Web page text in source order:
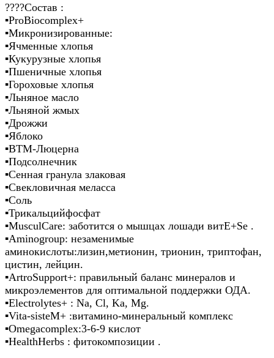
????Состав :
▪️ProBiocomplex+
▪️Микронизированные:
▪️Ячменные хлопья
▪️Кукурузные хлопья
▪️Пшеничные хлопья
▪️Гороховые хлопья
▪️Льняное масло
▪️Льняной жмых
▪️Дрожжи
▪️Яблоко
▪️ВТМ-Люцерна
▪️Подсолнечник
▪️Сенная гранула злаковая
▪️Свекловичная меласса
▪️Соль
▪️Трикальцийфосфат
▪️MusculCare: заботится о мышцах лошади витЕ+Se .
▪️Aminogroup: незаменимые
аминокислоты:лизин,метионин, трионин, триптофан,
цистин, лейцин.
▪️ArtroSupport+: правильный баланс минералов и
микроэлементов для оптимальной поддержки ОДА.
▪️Electrolytes+ : Na, Cl, Ka, Mg.
▪️Vita-sisteM+ :витамино-минеральный комплекс
▪️Omegacomplex:3-6-9 кислот
▪️HealthHerbs : фитокомпозиции .